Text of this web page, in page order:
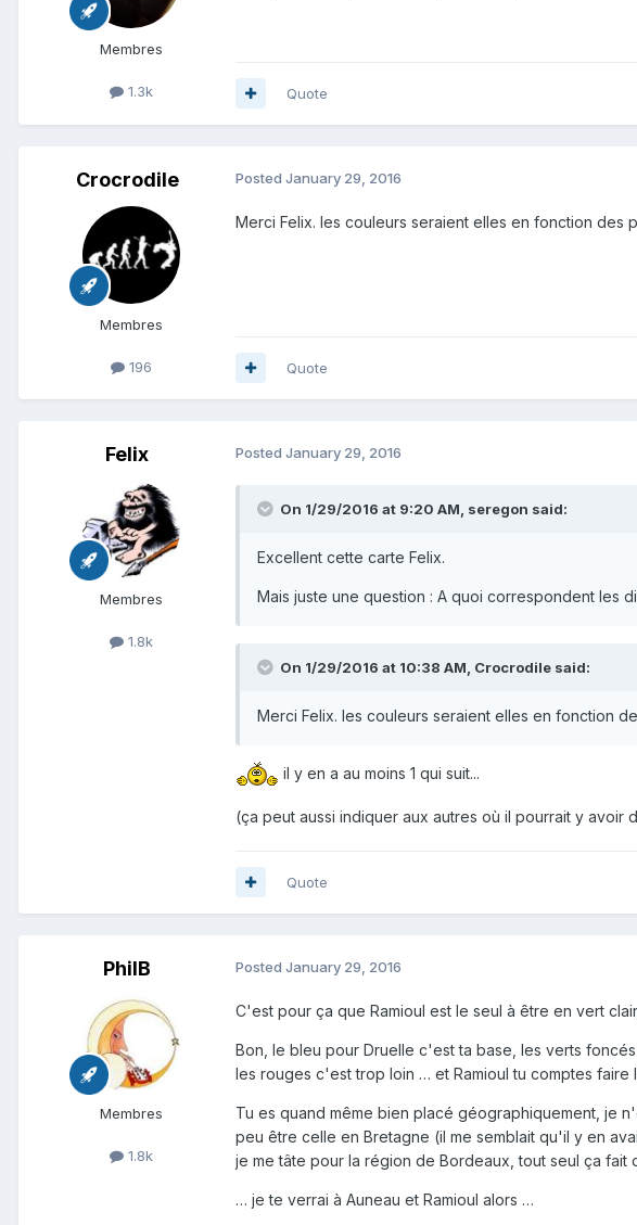
Membres
1.3k Quote
Crocrodile
Membres
196
Posted January 29, 2016
Merci Felix. les couleurs seraient elles en fonction des
Quote
Felix
Membres
1.8k
Posted January 29, 2016
On 1/29/2016 at 9:20 AM, seregon said:
Excellent cette carte Felix.
Mais juste une question : A quoi correspondent les
On 1/29/2016 at 10:38 AM, Crocrodile said:
Merci Felix. les couleurs seraient elles en fonction
il y en a au moins 1 qui suit...
(ça peut aussi indiquer aux autres où il pourrait y avoir
Quote
PhilB
Membres
1.8k
Posted January 29, 2016
C'est pour ça que Ramioul est le seul à être en vert
Bon, le bleu pour Druelle c'est ta base, les verts
les rouges c'est trop loin … et Ramioul tu comptes faire
Tu es quand même bien placé géographiquement, je
peu être celle en Bretagne (il me semblait qu'il y en
je me tâte pour la région de Bordeaux, tout seul ça fait
… je te verrai à Auneau et Ramioul alors …